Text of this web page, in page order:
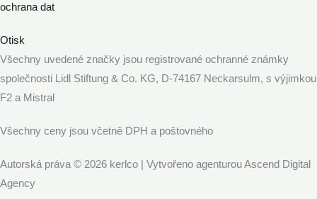
ochrana dat
Otisk
Všechny uvedené značky jsou registrované ochranné známky
společnosti Lidl Stiftung & Co. KG, D-74167 Neckarsulm, s výjimkou
F2 a Mistral
Všechny ceny jsou včetně DPH a poštovného
Autorská práva © 2026 kerlco | Vytvořeno agenturou Ascend Digital
Agency